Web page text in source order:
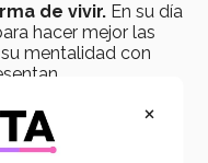
de vivir. En su día
hacer mejor las
mentalidad con
medalla
para llegar
la nadadora.
×